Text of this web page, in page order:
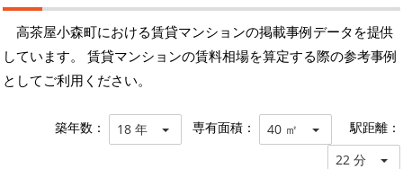
高茶屋小森町における賃貸マンションの掲載事例データを提供
しています。 賃貸マンションの賃料相場を算定する際の参考事例
としてご利用ください。
築年数： 18 年 専有面積： 40 ㎡ 駅距離：
22 分